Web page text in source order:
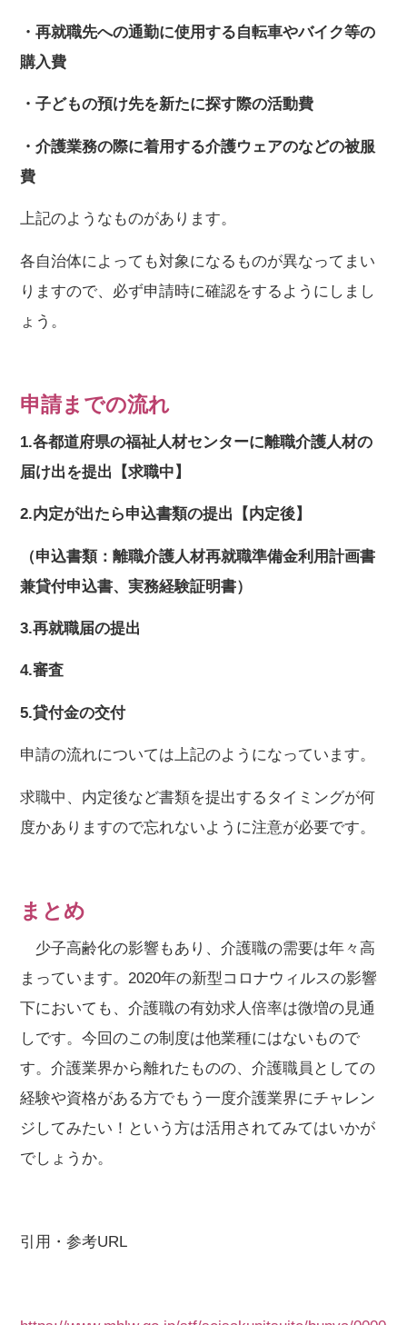
・再就職先への通勤に使用する自転車やバイク等の
購入費
・子どもの預け先を新たに探す際の活動費
・介護業務の際に着用する介護ウェアのなどの被服
費
上記のようなものがあります。
各自治体によっても対象になるものが異なってまい
りますので、必ず申請時に確認をするようにしまし
ょう。
申請までの流れ
1.各都道府県の福祉人材センターに離職介護人材の
届け出を提出【求職中】
2.内定が出たら申込書類の提出【内定後】
（申込書類：離職介護人材再就職準備金利用計画書
兼貸付申込書、実務経験証明書）
3.再就職届の提出
4.審査
5.貸付金の交付
申請の流れについては上記のようになっています。
求職中、内定後など書類を提出するタイミングが何
度かありますので忘れないように注意が必要です。
まとめ
少子高齢化の影響もあり、介護職の需要は年々高
まっています。2020年の新型コロナウィルスの影響
下においても、介護職の有効求人倍率は微増の見通
しです。今回のこの制度は他業種にはないもので
す。介護業界から離れたものの、介護職員としての
経験や資格がある方でもう一度介護業界にチャレン
ジしてみたい！という方は活用されてみてはいかが
でしょうか。
引用・参考URL